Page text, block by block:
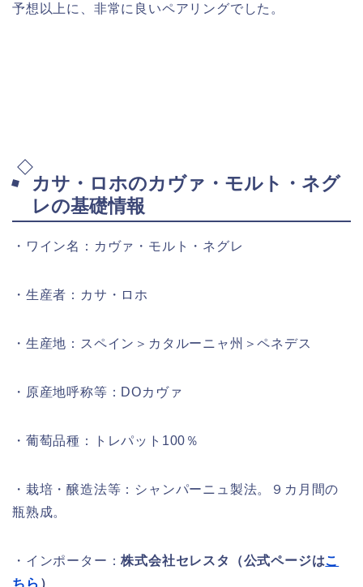
予想以上に、非常に良いペアリングでした。
カサ・ロホのカヴァ・モルト・ネグ
レの基礎情報
・ワイン名：カヴァ・モルト・ネグレ
・生産者：カサ・ロホ
・生産地：スペイン＞カタルーニャ州＞ペネデス
・原産地呼称等：DOカヴァ
・葡萄品種：トレパット100％
・栽培・醸造法等：シャンパーニュ製法。９カ月間の
瓶熟成。
・インポーター：株式会社セレスタ（公式ページはこ
ちら ）